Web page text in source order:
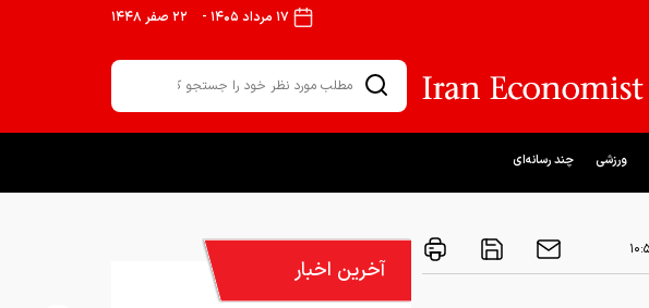
۱۷ مرداد ۱۴۰۵ - ۲۲ صفر ۱۴۴۸
ورزشی چند رسانه‌ای
آخرین اخبار